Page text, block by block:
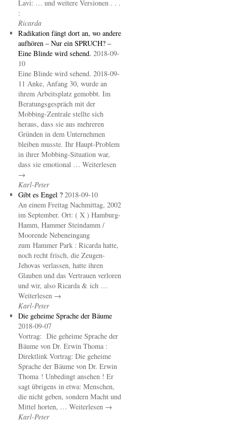
Lavi: … und weitere Versionen . . .
:
Ricarda
Radikation fängt dort an, wo andere
aufhören – Nur ein SPRUCH? –
Eine Blinde wird sehend. 2018-09-
10
Eine Blinde wird sehend. 2018-09-
11 Anke, Anfang 30, wurde an
ihrem Arbeitsplatz gemobbt. Im
Beratungsgespräch mit der
Mobbing-Zentrale stellte sich
heraus, dass sie aus mehreren
Gründen in dem Unternehmen
bleiben musste. Ihr Haupt-Problem
in ihrer Mobbing-Situation war,
dass sie emotional … Weiterlesen
→
Karl-Peter
Gibt es Engel ? 2018-09-10
An einem Freitag Nachmittag, 2002
im September. Ort: ( X ) Hamburg-
Hamm, Hammer Steindamm /
Moorende Nebeneingang
zum Hammer Park : Ricarda hatte,
noch recht frisch, die Zeugen-
Jehovas verlassen, hatte ihren
Glauben und das Vertrauen verloren
und wir, also Ricarda & ich …
Weiterlesen →
Karl-Peter
Die geheime Sprache der Bäume
2018-09-07
Vortrag: Die geheime Sprache der
Bäume von Dr. Erwin Thoma :
Direktlink Vortrag: Die geheime
Sprache der Bäume von Dr. Erwin
Thoma ! Unbedingt ansehen ! Er
sagt übrigens in etwa: Menschen,
die nicht geben, sondern Macht und
Mittel horten, … Weiterlesen →
Karl-Peter